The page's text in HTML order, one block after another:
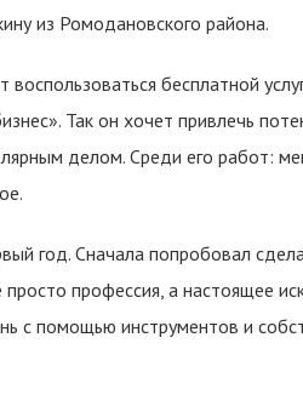
из Ромодановского района.
бесплатной
Так он хочет привлечь
делом. Среди его работ:
год. Сначала попробовал
профессия, а настоящее
с помощью инструментов и